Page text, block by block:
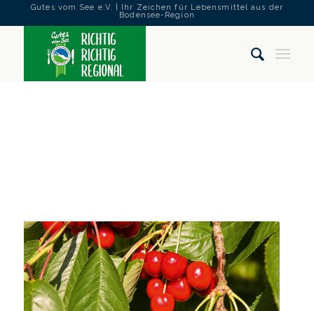
Gutes vom See e.V. | Ihr Zeichen für Lebensmittel aus der
Bodensee-Region